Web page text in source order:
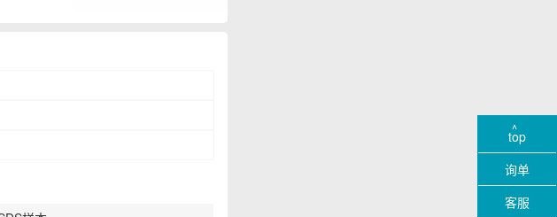
top
询单
客服